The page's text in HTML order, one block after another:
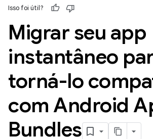
Isso foi útil?
Migrar seu app
instantâneo
torná-lo
com Android
Bundles